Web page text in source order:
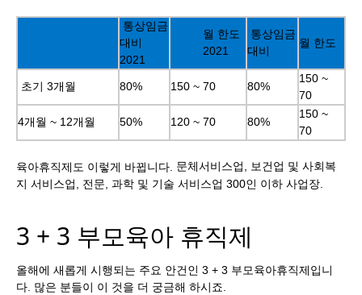
통상임금
대비
2021
월 한도
2021
통상임금
대비
월 한도
초기 3개월 80% 150 ~ 70 80%
150 ~
70
4개월 ~ 12개월 50% 120 ~ 70 80%
150 ~
70
육아휴직제도 이렇게 바뀝니다. 문체서비스업, 보건업 및 사회복
지 서비스업, 전문, 과학 및 기술 서비스업 300인 이하 사업장.
3 + 3 부모육아 휴직제
올해에 새롭게 시행되는 주요 안건인 3 + 3 부모육아휴직제입니
다. 많은 분들이 이 것을 더 궁금해 하시죠.